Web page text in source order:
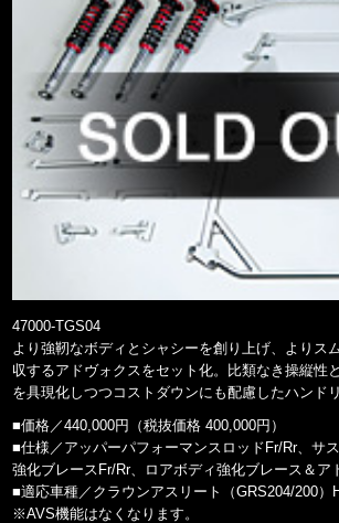
47000-TGS04
より強靭なボディとシャシーを創り上げ、よりス
収するアドヴォクスをセット化。比類なき操縦性
を具現化しつつコストダウンにも配慮したハンド
■価格／440,000円（税抜価格 400,000円）
■仕様／アッパーパフォーマンスロッドFr/Rr、サ
強化ブレースFr/Rr、ロアボディ強化ブレース＆ア
■適応車種／クラウンアスリート（GRS204/200）
※AVS機能はなくなります。